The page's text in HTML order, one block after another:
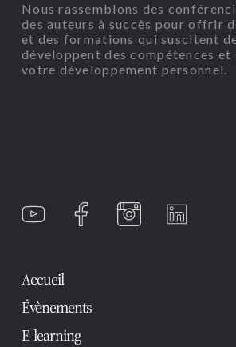
Nous rassemblons des
des auteurs à succès pour offrir
et des formations qui suscitent
développent des compétences et
votre développement personnel.
Accueil
Évènements
E-learning